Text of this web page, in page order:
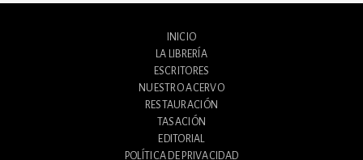
INICIO
LA LIBRERÍA
ESCRITORES
NUESTRO ACERVO
RESTAURACIÓN
TASACIÓN
EDITORIAL
POLÍTICA DE PRIVACIDAD